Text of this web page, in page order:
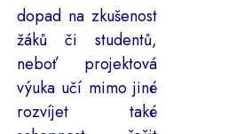
dopad na zkušenost
žáků či studentů,
neboť projektová
výuka učí mimo jiné
rozvíjet také